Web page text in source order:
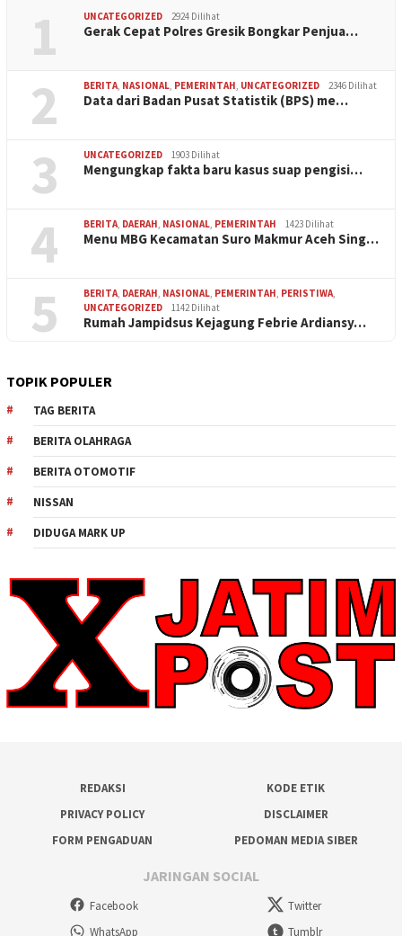
1 UNCATEGORIZED 2924 Dilihat
Gerak Cepat Polres Gresik Bongkar Penjua…
2 BERITA NASIONAL PEMERINTAH UNCATEGORIZED 2346 Dilihat
Data dari Badan Pusat Statistik (BPS) me…
3 UNCATEGORIZED 1903 Dilihat
Mengungkap fakta baru kasus suap pengisi…
4 BERITA DAERAH NASIONAL PEMERINTAH 1423 Dilihat
Menu MBG Kecamatan Suro Makmur Aceh Sing…
5 BERITA DAERAH NASIONAL PEMERINTAH PERISTIWA
UNCATEGORIZED
1142 Dilihat
Rumah Jampidsus Kejagung Febrie Ardiansy…
TOPIK POPULER
TAG BERITA
BERITA OLAHRAGA
BERITA OTOMOTIF
NISSAN
DIDUGA MARK UP
REDAKSI
KODE ETIK
PRIVACY POLICY
DISCLAIMER
FORM PENGADUAN
PEDOMAN MEDIA SIBER
JARINGAN SOCIAL
Facebook
Twitter
WhatsApp
Tumblr